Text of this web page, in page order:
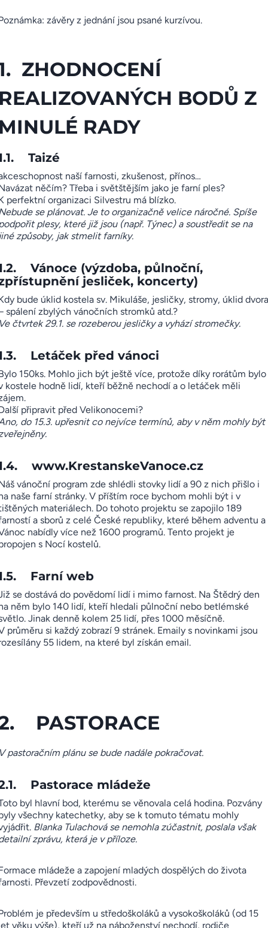
závěry z jednání jsou psané kurzívou.
ZHODNOCENÍ
BODŮ Z
RADY
Taizé
naší farnosti, zkušenost, přínos…
něčím? Třeba i světštějším jako je farní ples?
perfektní organizaci Silvestru má blízko.
se plánovat. Je to organizačně velice náročné. Spíše
plesy, které již jsou (např. Týnec) a soustředit se na
způsoby, jak stmelit farníky.
Vánoce (výzdoba, půlnoční,
jesliček, koncerty)
bude úklid kostela sv. Mikuláše, jesličky, stromy, úklid dvora
spálení zbylých vánočních stromků atd.?
čtvrtek 29.1. se rozeberou jesličky a vyhází stromečky.
Letáček před vánoci
150ks. Mohlo jich být ještě více, protože díky rorátům bylo
kostele hodně lidí, kteří běžně nechodí a o letáček měli
připravit před Velikonocemi?
do 15.3. upřesnit co nejvíce termínů, aby v něm mohly být
www.KrestanskeVanoce.cz
vánoční program zde shlédli stovky lidí a 90 z nich přišlo i
naše farní stránky. V příštím roce bychom mohli být i v
materiálech. Do tohoto projektu se zapojilo 189
a sborů z celé České republiky, které během adventu a
nabídly více než 1600 programů. Tento projekt je
s Nocí kostelů.
Farní web
se dostává do povědomí lidí i mimo farnost. Na Štědrý den
něm bylo 140 lidí, kteří hledali půlnoční nebo betlémské
Jinak denně kolem 25 lidí, přes 1000 měsíčně.
průměru si každý zobrazí 9 stránek. Emaily s novinkami jsou
55 lidem, na které byl získán email.
PASTORACE
pastoračním plánu se bude nadále pokračovat.
Pastorace mládeže
byl hlavní bod, kterému se věnovala celá hodina. Pozvány
všechny katechetky, aby se k tomuto tématu mohly
Blanka Tulachová se nemohla zúčastnit, poslala však
zprávu, která je v příloze.
mládeže a zapojení mladých dospělých do života
Převzetí zodpovědnosti.
je především u středoškoláků a vysokoškoláků (od 15
věku výše), kteří už na náboženství nechodí, rodiče